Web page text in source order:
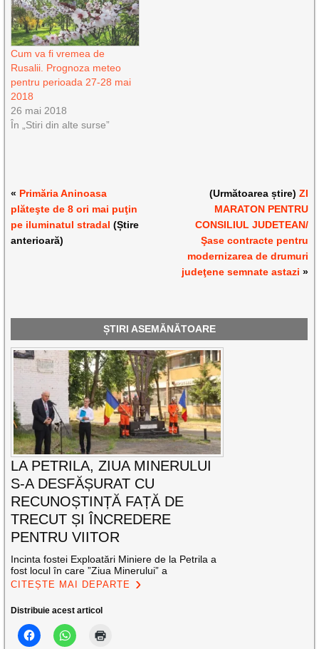
Cum va fi vremea de
Rusalii. Prognoza meteo
pentru perioada 27-28 mai
2018
26 mai 2018
În „Stiri din alte surse”
« Primăria Aninoasa
plăteşte de 8 ori mai puţin
pe iluminatul stradal (Știre
anterioară)
(Următoarea știre) ZI
MARATON PENTRU
CONSILIUL JUDETEAN/
Şase contracte pentru
modernizarea de drumuri
judeţene semnate astazi »
ȘTIRI ASEMĂNĂTOARE
LA PETRILA, ZIUA MINERULUI
S-A DESFĂȘURAT CU
RECUNOȘTINȚĂ FAȚĂ DE
TRECUT ȘI ÎNCREDERE
PENTRU VIITOR
Incinta fostei Exploatări Miniere de la Petrila a
fost locul în care ”Ziua Minerului” a
CITEȘTE MAI DEPARTE
Distribuie acest articol